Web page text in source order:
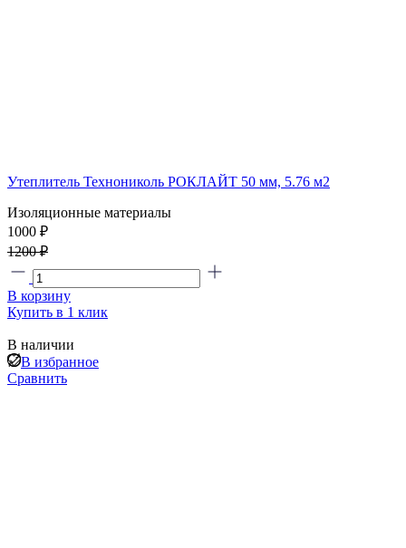
Утеплитель Технониколь РОКЛАЙТ 50 мм, 5.76 м2
Изоляционные материалы
1000 ₽
1200 ₽
В корзину
Купить в 1 клик
В наличии
В избранное
Сравнить